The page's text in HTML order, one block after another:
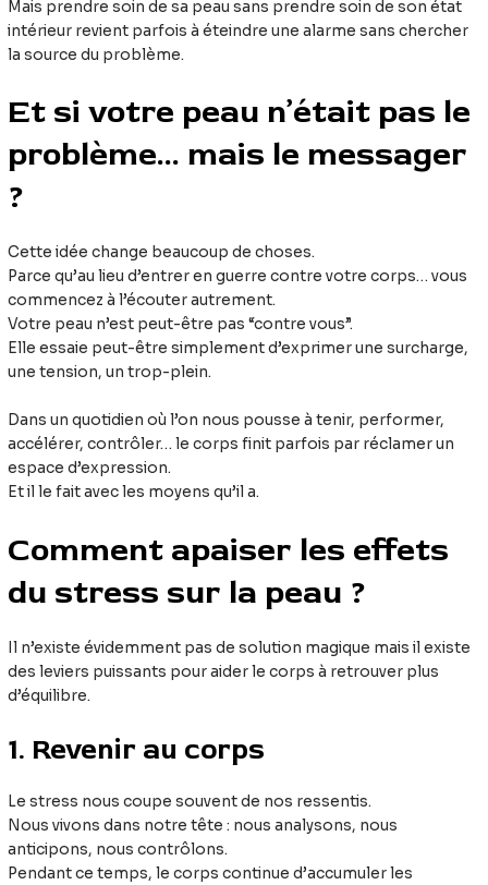
Mais prendre soin de sa peau sans prendre soin de son état
intérieur revient parfois à éteindre une alarme sans chercher
la source du problème.
Et si votre peau n’était pas le
problème… mais le messager
?
Cette idée change beaucoup de choses.
Parce qu’au lieu d’entrer en guerre contre votre corps… vous
commencez à l’écouter autrement.
Votre peau n’est peut-être pas “contre vous”.
Elle essaie peut-être simplement d’exprimer une surcharge,
une tension, un trop-plein.
Dans un quotidien où l’on nous pousse à tenir, performer,
accélérer, contrôler… le corps finit parfois par réclamer un
espace d’expression.
Et il le fait avec les moyens qu’il a.
Comment apaiser les effets
du stress sur la peau ?
Il n’existe évidemment pas de solution magique mais il existe
des leviers puissants pour aider le corps à retrouver plus
d’équilibre.
1. Revenir au corps
Le stress nous coupe souvent de nos ressentis.
Nous vivons dans notre tête : nous analysons, nous
anticipons, nous contrôlons.
Pendant ce temps, le corps continue d’accumuler les